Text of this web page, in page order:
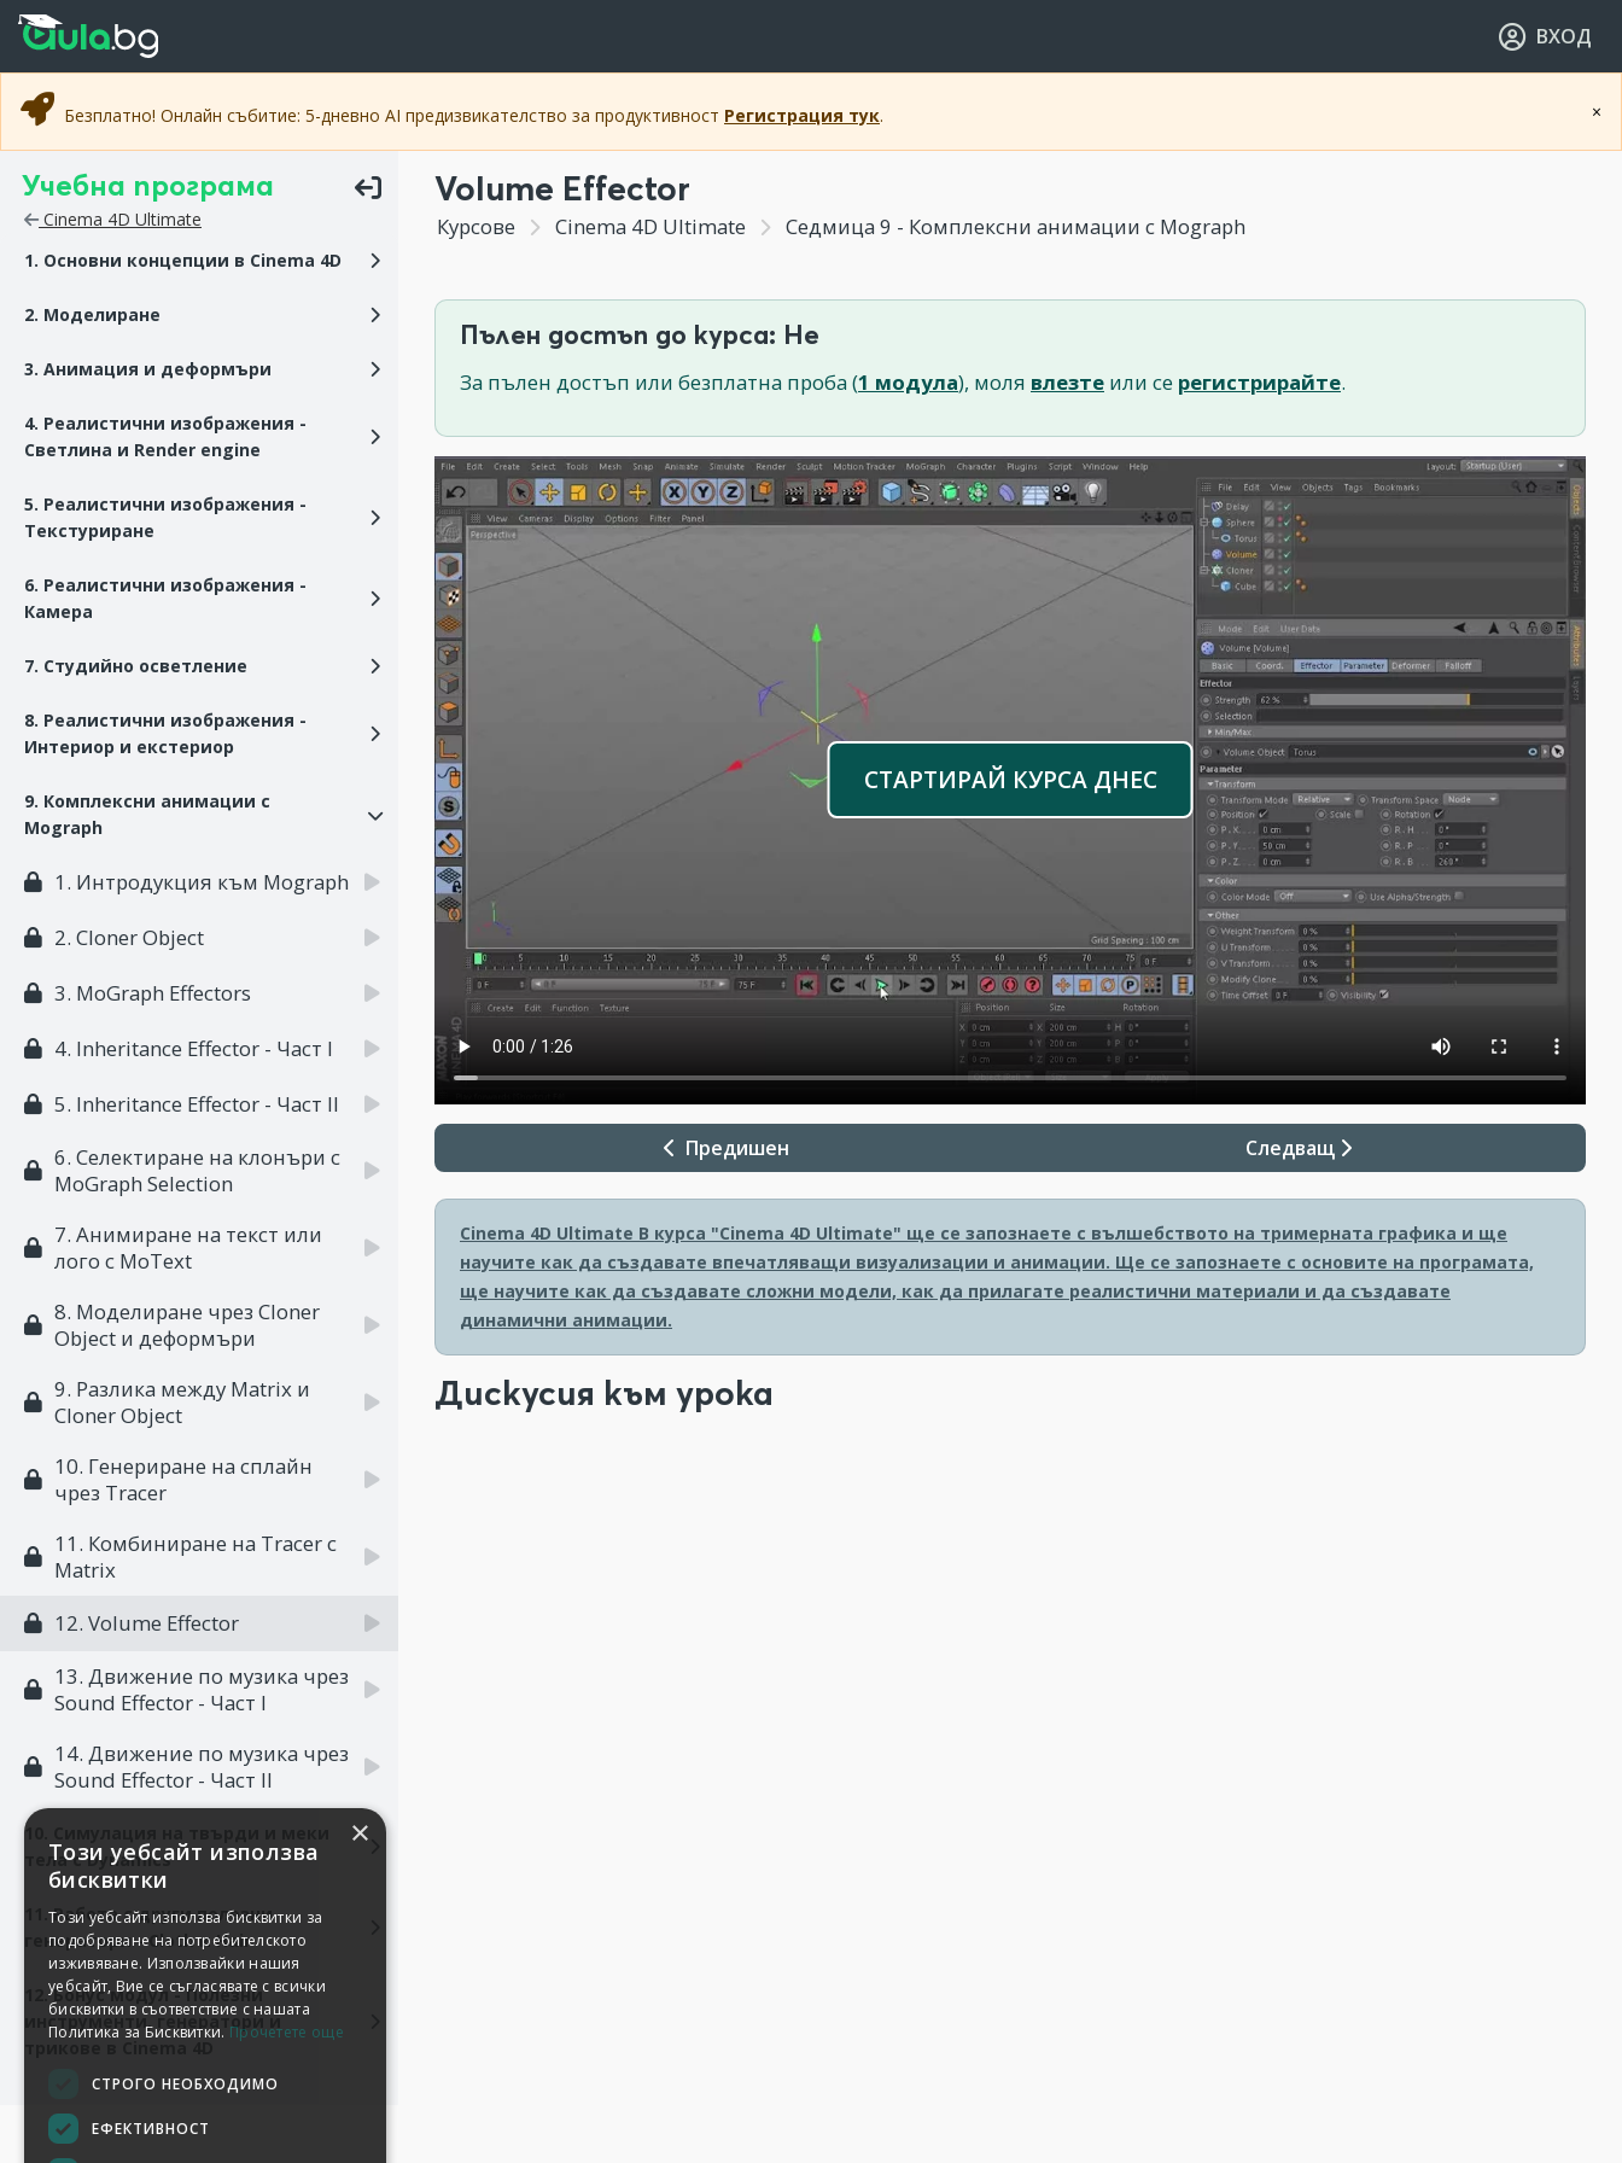
Прескочи към основното съдържание
Прескочи към навигацията
ВХОД
×
Безплатно! Онлайн събитие: 5-дневно AI предизвикателство за продуктивност Регистрация тук.
Учебна програма
Cinema 4D Ultimate
1. Основни концепции в Cinema 4D
2. Моделиране
3. Анимация и деформъри
4. Реалистични изображения -
Светлина и Render engine
5. Реалистични изображения -
Текстуриране
6. Реалистични изображения -
Камера
7. Студийно осветление
8. Реалистични изображения -
Интериор и екстериор
9. Комплексни анимации с
Mograph
1. Интродукция към Mograph
2. Cloner Object
3. MoGraph Effectors
4. Inheritance Effector - Част I
5. Inheritance Effector - Част II
6. Селектиране на клонъри с
MoGraph Selection
7. Aнимиране на текст или
лого с MoText
8. Моделиране чрез Cloner
Object и деформъри
9. Разлика между Matrix и
Cloner Object
10. Генериране на сплайн
чрез Tracer
11. Комбиниране на Tracer с
Matrix
12. Volume Effector
13. Движение по музика чрез
Sound Effector - Част I
14. Движение по музика чрез
Sound Effector - Част II
10. Симулация на твърди и меки
тела с Dynamics
11. Работа с други полезни
генератори - Cloth и Hair
12. Бонус модул - Полезни
инструменти, генератори и
Volume Effector
Курсове Cinema 4D Ultimate Седмица 9 - Комплексни анимации с Mograph
Пълен достъп до курса: Не
За пълен достъп или безплатна проба (1 модула), моля влезте или се регистрирайте.
СТАРТИРАЙ КУРСА ДНЕС
Предишен Следващ
Cinema 4D Ultimate В курса "Cinema 4D Ultimate" ще се запознаете с вълшебството на тримерната графика и ще
научите как да създавате впечатляващи визуализации и анимации. Ще се запознаете с основите на програмата,
ще научите как да създавате сложни модели, как да прилагате реалистични материали и да създавате
динамични анимации.
Дискусия към урока
×
Този уебсайт използва
бисквитки
Този уебсайт използва бисквитки за
подобряване на потребителското
изживяване. Използвайки нашия
уебсайт, Вие се съгласявате с всички
бисквитки в съответствие с нашата
Политика за Бисквитки. Прочетете още
СТРОГО НЕОБХОДИМО
ЕФЕКТИВНОСТ